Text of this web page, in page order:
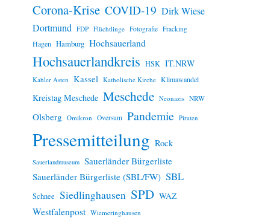
Corona-Krise COVID-19 Dirk Wiese
Dortmund FDP Flüchtlinge Fotografie Fracking
Hagen Hamburg Hochsauerland
Hochsauerlandkreis HSK IT.NRW
Kahler Asten Kassel Katholische Kirche Klimawandel
Kreistag Meschede Meschede Neonazis NRW
Olsberg Omikron Oversum Pandemie Piraten
Pressemitteilung Rock
Sauerlandmuseum Sauerländer Bürgerliste
Sauerländer Bürgerliste (SBL/FW) SBL
Schnee Siedlinghausen SPD WAZ
Westfalenpost Wiemeringhausen